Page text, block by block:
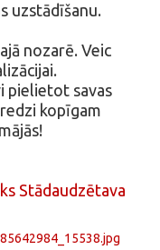
uzstādīšanu.
nozarē. Veic
pielietot savas
kopīgam
Stādaudzētava